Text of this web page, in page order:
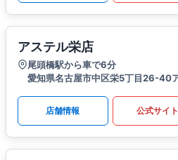
アステル栄店
尾頭橋駅から車で6分
愛知県名古屋市中区栄5丁目26-40
店舗情報 公式サイト